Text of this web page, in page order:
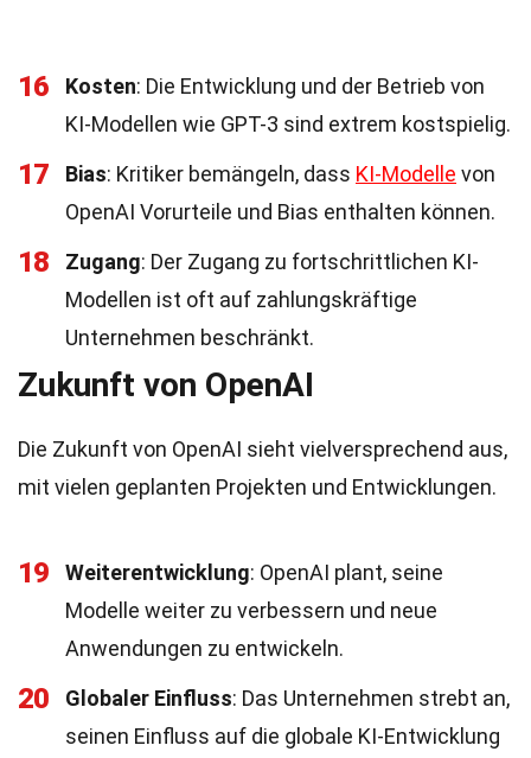
16 Kosten: Die Entwicklung und der Betrieb von
KI-Modellen wie GPT-3 sind extrem kostspielig.
17 Bias: Kritiker bemängeln, dass KI-Modelle von
OpenAI Vorurteile und Bias enthalten können.
18 Zugang: Der Zugang zu fortschrittlichen KI-
Modellen ist oft auf zahlungskräftige
Unternehmen beschränkt.
Zukunft von OpenAI
Die Zukunft von OpenAI sieht vielversprechend aus,
mit vielen geplanten Projekten und Entwicklungen.
19 Weiterentwicklung: OpenAI plant, seine
Modelle weiter zu verbessern und neue
Anwendungen zu entwickeln.
20 Globaler Einfluss: Das Unternehmen strebt an,
seinen Einfluss auf die globale KI-Entwicklung